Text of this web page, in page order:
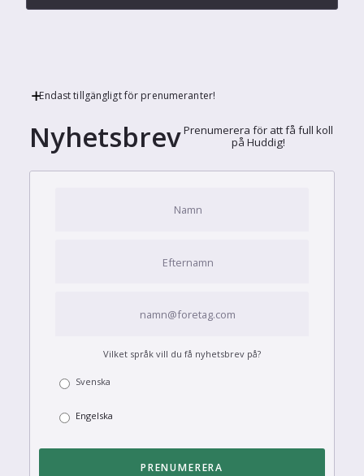
Endast tillgängligt för prenumeranter!
NyhetsbrevPrenumerera för att få full koll
på Huddig!
Vilket språk vill du få nyhetsbrev på?
Svenska
Engelska